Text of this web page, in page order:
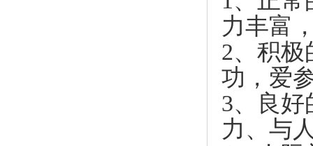
力丰富
2、积
功，爱
3、良
力、与